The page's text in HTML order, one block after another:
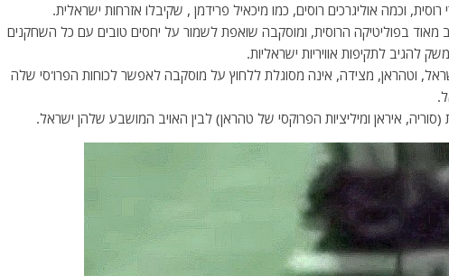
בפוליטיקה הרוסית, ומוסקבה שואפת לשמור על יחסים טובים עם כל השחקנים
להגיב לתקיפות אוויריות ישראליות.
וטהראן, מצידה, אינה מסוגלת ללחוץ על מוסקבה לאפשר לכוחות הפרו'סי שלה
איראן ומיליציות הפרוקסי של טהראן) לבין האויב המושבע שלהן ישראל.